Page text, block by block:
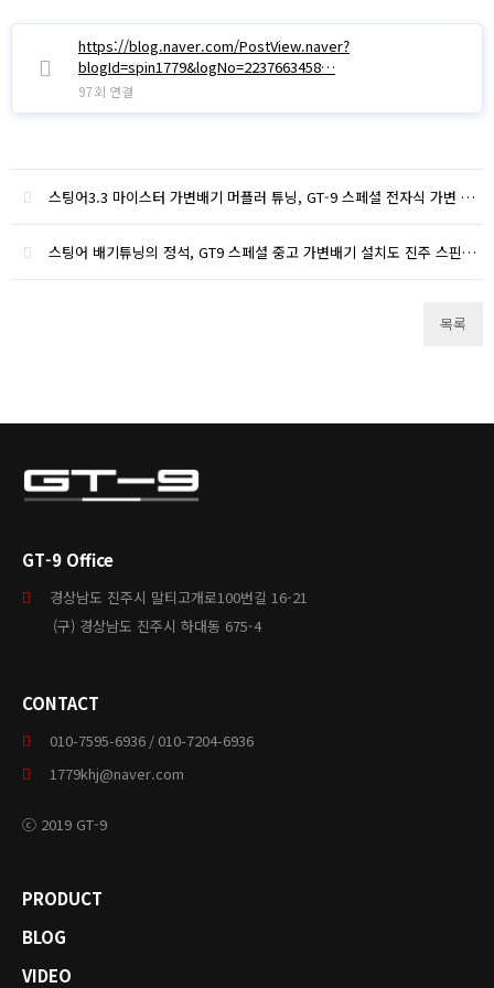
https://blog.naver.com/PostView.naver?
blogId=spin1779&logNo=2237663458…
97회 연결
스팅어3.3 마이스터 가변배기 머플러 튜닝, GT-9 스페셜 전자식 가변 머플러 인스톨
스팅어 배기튜닝의 정석, GT9 스페셜 중고 가변배기 설치도 진주 스핀휠에 맡겨주세요.
목록
GT-9 Office
경상남도 진주시 말티고개로100번길 16-21
(구) 경상남도 진주시 하대동 675-4
CONTACT
010-7595-6936 / 010-7204-6936
1779khj@naver.com
ⓒ 2019 GT-9
PRODUCT
BLOG
VIDEO